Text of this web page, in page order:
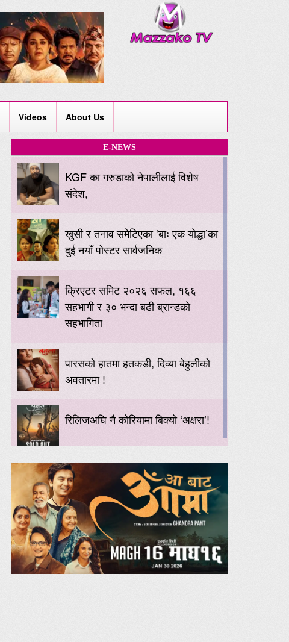
Videos About Us
E-NEWS
KGF का गरुडाको नेपालीलाई विशेष
संदेश,
खुसी र तनाव समेटिएका ‘बाः एक योद्धा’का
दुई नयाँ पोस्टर सार्वजनिक
क्रिएटर समिट २०२६ सफल, १६६
सहभागी र ३० भन्दा बढी ब्रान्डको
सहभागिता
पारसको हातमा हतकडी, दिव्या बेहुलीको
अवतारमा !
रिलिजअघि नै कोरियामा बिक्यो ‘अक्षरा’!